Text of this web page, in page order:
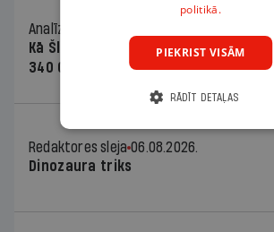
Analīze
Kā Šlesera partija palika nesodīta par
340 000 vērtu reklāmas kampaņu
Redaktores sleja 06.08.2026.
Dinozaura triks
politikā.
PIEKRIST VISĀM
RĀDĪT DETAĻAS